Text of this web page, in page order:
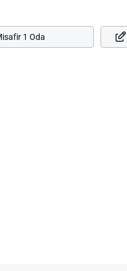
1 Oda